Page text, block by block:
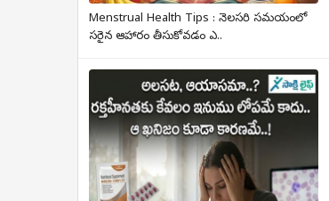
Menstrual Health Tips : నెలసరి సమయంలో
సరైన ఆహారం తీసుకోవడం ఎ..